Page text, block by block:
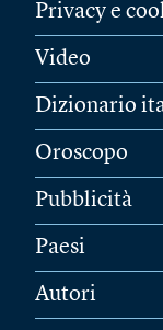
Privacy e
Video
Dizionario
Oroscopo
Pubblicità
Paesi
Autori